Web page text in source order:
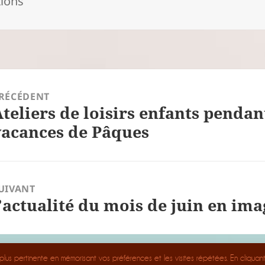
:
de loisirs enfants
de Pâques
du mois de juin en
Téléchargez les règles de vie à l'atelier
pertinente en mémorisant vos préférences et les visites répétées. En